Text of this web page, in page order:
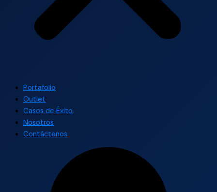
Portafolio
Outlet
Casos de Éxito
Nosotros
Contáctenos